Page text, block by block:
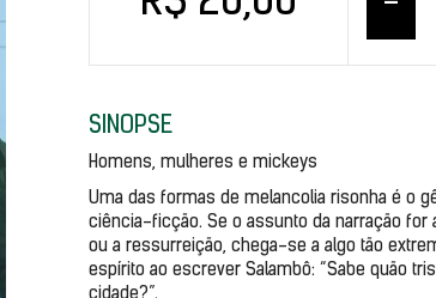
SINOPSE
Homens, mulheres e mickeys
Uma das formas de melancolia risonha é o
ciência-ficção. Se o assunto da narração for
ou a ressurreição, chega-se a algo tão
espírito ao escrever Salambô: “Sabe quão